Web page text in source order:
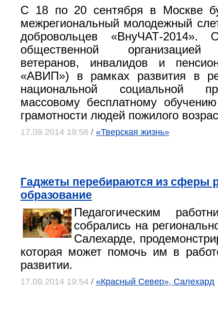
С 18 по 20 сентября в Москве
межрегиональный молодежный
добровольцев «ВнуЧАТ-2014».
общественной организацией
ветеранов, инвалидов и
«АВИП») в рамках развития в
национальной социальной
массовому бесплатному
грамотности людей пожилого
17.09.2014 19:56 / «Тверская жизнь»
Гаджеты перебираются из сферы
образование
Педагогическим
собрались на
Салехарде,
которая может помочь им в
развитии.
17.09.2014 19:54 / «Красный Север», Салехард